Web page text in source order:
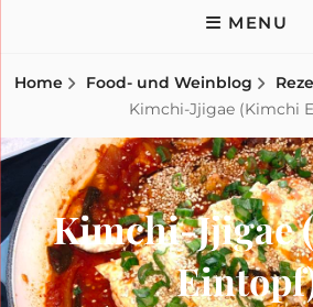
MENU
Home Food- und Weinblog
Kimchi-Jjigae (Kimchi
Kimchi-Jjigae